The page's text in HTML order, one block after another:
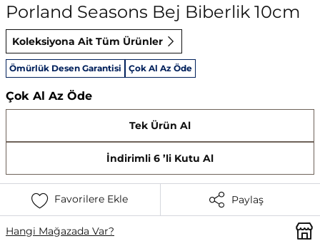
Porland Seasons Bej Biberlik 10cm
Koleksiyona Ait Tüm Ürünler
Ömürlük Desen Garantisi Çok Al Az Öde
Çok Al Az Öde
Tek Ürün Al
İndirimli 6 ’li Kutu Al
Favorilere Ekle Paylaş
Hangi Mağazada Var?